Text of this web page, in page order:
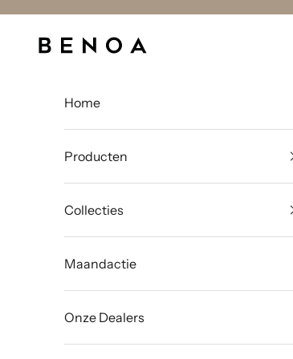
Benoa
Home
Producten
Collecties
Maandactie
Onze Dealers